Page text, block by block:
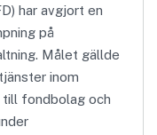
har avgjort en
på
Målet gällde
inom
fondbolag och